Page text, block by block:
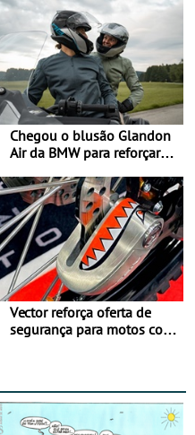
Chegou o blusão Glandon
Air da BMW para reforçar
verão
Vector reforça oferta de
segurança para motos com